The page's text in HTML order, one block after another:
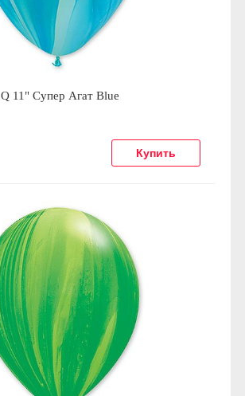
Q 11" Супер Агат Blue